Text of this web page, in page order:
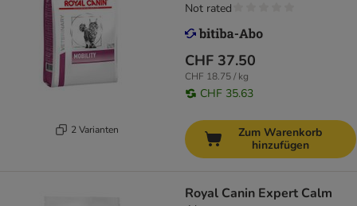
2 Varianten
CHF 37.50
CHF 18.75 / kg
CHF 35.63
Not rated
Zum Warenkorb
hinzufügen
Royal Canin Expert Calm